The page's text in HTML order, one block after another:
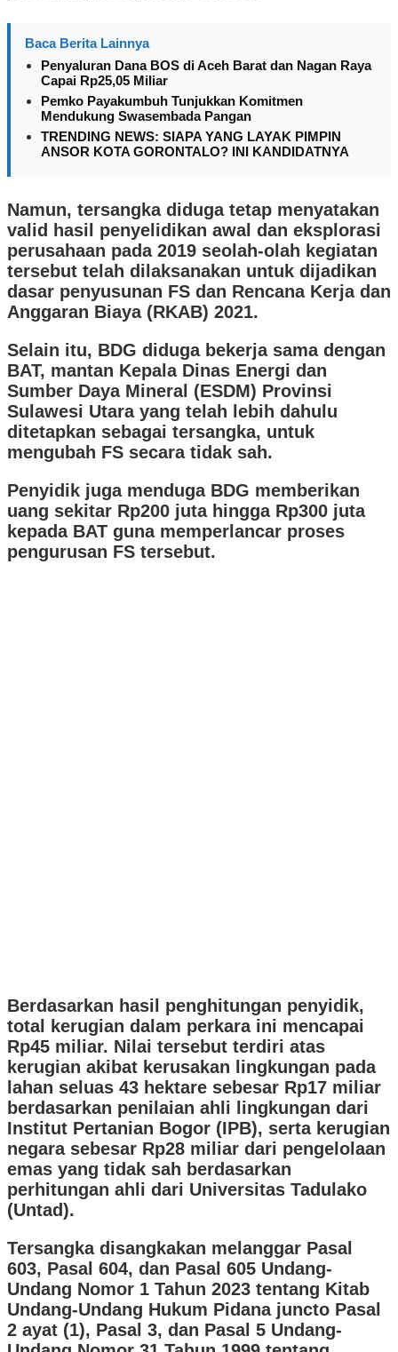
Baca Berita Lainnya
Penyaluran Dana BOS di Aceh Barat dan Nagan Raya
Capai Rp25,05 Miliar
Pemko Payakumbuh Tunjukkan Komitmen
Mendukung Swasembada Pangan
TRENDING NEWS: SIAPA YANG LAYAK PIMPIN
ANSOR KOTA GORONTALO? INI KANDIDATNYA
Namun, tersangka diduga tetap menyatakan
valid hasil penyelidikan awal dan eksplorasi
perusahaan pada 2019 seolah-olah kegiatan
tersebut telah dilaksanakan untuk dijadikan
dasar penyusunan FS dan Rencana Kerja dan
Anggaran Biaya (RKAB) 2021.
Selain itu, BDG diduga bekerja sama dengan
BAT, mantan Kepala Dinas Energi dan
Sumber Daya Mineral (ESDM) Provinsi
Sulawesi Utara yang telah lebih dahulu
ditetapkan sebagai tersangka, untuk
mengubah FS secara tidak sah.
Penyidik juga menduga BDG memberikan
uang sekitar Rp200 juta hingga Rp300 juta
kepada BAT guna memperlancar proses
pengurusan FS tersebut.
Berdasarkan hasil penghitungan penyidik,
total kerugian dalam perkara ini mencapai
Rp45 miliar. Nilai tersebut terdiri atas
kerugian akibat kerusakan lingkungan pada
lahan seluas 43 hektare sebesar Rp17 miliar
berdasarkan penilaian ahli lingkungan dari
Institut Pertanian Bogor (IPB), serta kerugian
negara sebesar Rp28 miliar dari pengelolaan
emas yang tidak sah berdasarkan
perhitungan ahli dari Universitas Tadulako
(Untad).
Tersangka disangkakan melanggar Pasal
603, Pasal 604, dan Pasal 605 Undang-
Undang Nomor 1 Tahun 2023 tentang Kitab
Undang-Undang Hukum Pidana juncto Pasal
2 ayat (1), Pasal 3, dan Pasal 5 Undang-